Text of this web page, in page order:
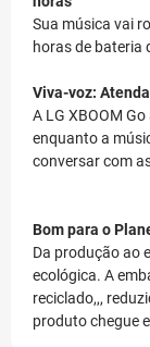
Sua música vai
horas de bateria
Viva-voz:
A LG XBOOM
enquanto a
conversar com
Bom para o
Da produção ao
ecológica. A
reciclado,,,
produto chegue